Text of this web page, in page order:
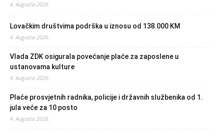
4. Augusta 2026.
Lovačkim društvima podrška u iznosu od 138.000 KM
4. Augusta 2026.
Vlada ZDK osigurala povećanje plaće za zaposlene u
ustanovama kulture
4. Augusta 2026.
Plaće prosvjetnih radnika, policije i državnih službenika od 1.
jula veće za 10 posto
4. Augusta 2026.